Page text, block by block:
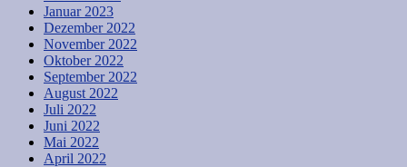
Januar 2023
Dezember 2022
November 2022
Oktober 2022
September 2022
August 2022
Juli 2022
Juni 2022
Mai 2022
April 2022